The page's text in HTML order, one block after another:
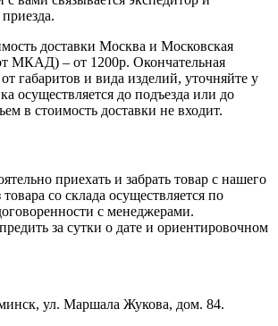
доставки Москва и Московская
МКАД) – от 1200р. Окончательная
габаритов и вида изделий, уточняйте у
осуществляется до подъезда или до
в стоимость доставки не входит.
приехать и забрать товар с нашего
со склада осуществляется по
с менеджерами.
за сутки о дате и ориентировочном
ул. Маршала Жукова, дом. 84.